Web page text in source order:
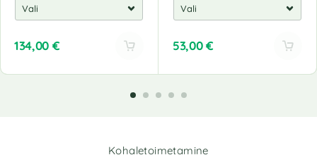
134,00 € 53,00€
t
Kohaletoimetamine